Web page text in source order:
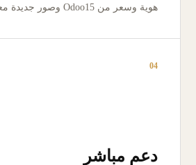
هوية وسعر من Odoo15 وصور جديدة معتمدة للموقع.
04
دعم مباشر